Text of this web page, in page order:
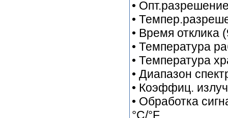
•
•
• Время отклика
• Температура
• Температура
• Диапазон
• Коэффиц.
• Обработка
°C/°F